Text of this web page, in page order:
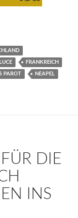
Buch nicht genug ist
FRANKREICH
PAROT NEAPEL
DIE
INS